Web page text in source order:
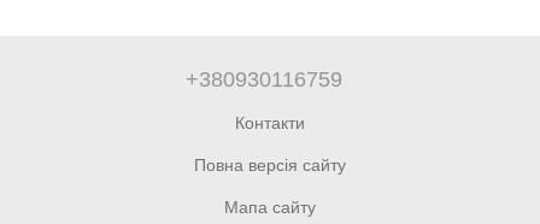
+380930116759
Контакти
Повна версія сайту
Мапа сайту